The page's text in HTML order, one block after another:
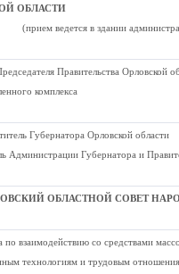
ОБЛАСТИ
(прием ведется в здании
Правительства Орловской
комплекса
Губернатора Орловской области
Администрации Губернатора и
ОБЛАСТНОЙ СОВЕТ
по взаимодействию со средствами
технологиям и трудовым